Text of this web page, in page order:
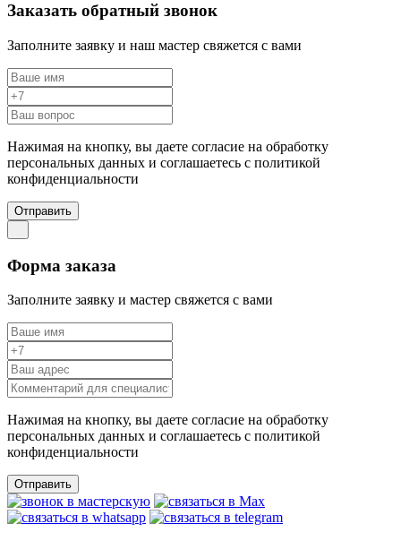
Заказать обратный звонок
Заполните заявку и наш мастер свяжется с вами
Нажимая на кнопку, вы даете согласие на обработку
персональных данных и соглашаетесь c политикой
конфиденциальности
Отправить
Форма заказа
Заполните заявку и мастер свяжется с вами
Нажимая на кнопку, вы даете согласие на обработку
персональных данных и соглашаетесь c политикой
конфиденциальности
Отправить